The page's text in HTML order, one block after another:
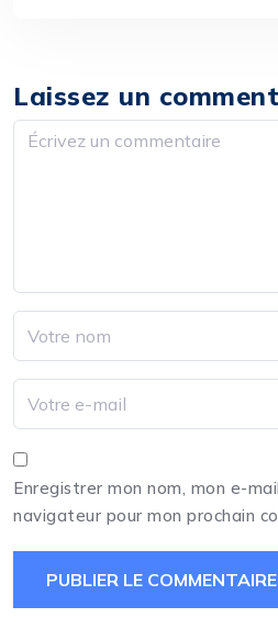
Laissez un
Enregistrer mon nom, mon e-
navigateur pour mon prochain